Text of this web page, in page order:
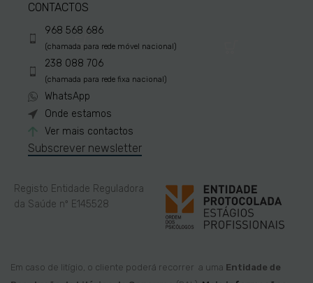
CONTACTOS
968 568 686
(chamada para rede móvel nacional)
238 088 706
(chamada para rede fixa nacional)
WhatsApp
Onde estamos
Ver mais contactos
Subscrever newsletter
Registo Entidade Reguladora
da Saúde nº E145528
Em caso de litígio, o cliente poderá recorrer a uma Entidade de